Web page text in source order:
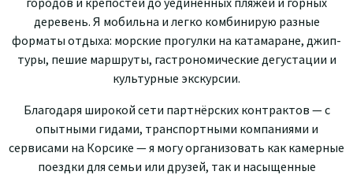
деревень. Я мобильна и легко комбинирую разные
форматы отдыха: морские прогулки на катамаране, джип-
туры, пешие маршруты, гастрономические дегустации и
культурные экскурсии.
Благодаря широкой сети партнёрских контрактов — с
опытными гидами, транспортными компаниями и
сервисами на Корсике — я могу организовать как камерные
поездки для семьи или друзей, так и насыщенные